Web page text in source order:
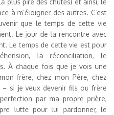
à m’éloigner des autres. C’est
que le temps de cette vie
Le jour de la rencontre avec
Le temps de cette vie est pour
la réconciliation, le
À chaque fois que je vois une
frère, chez mon Père, chez
si je veux devenir fils ou frère
par ma propre prière,
lutte pour lui pardonner, le